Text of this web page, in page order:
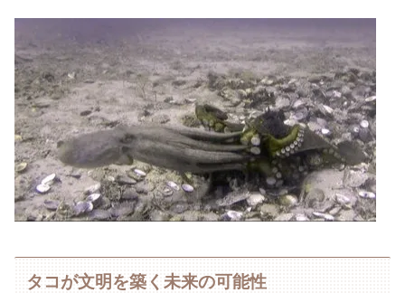
タコが文明を築く未来の可能性